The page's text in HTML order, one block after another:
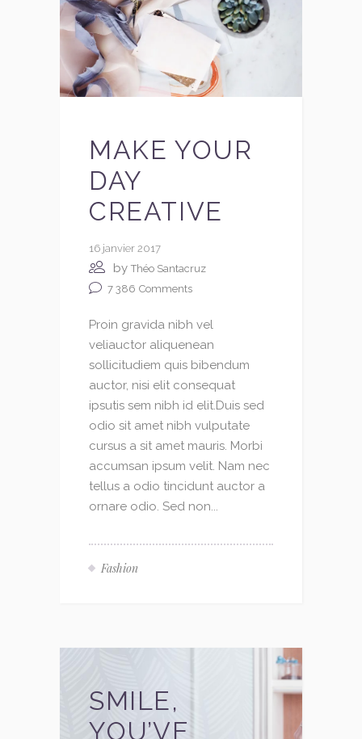
MAKE YOUR
DAY
CREATIVE
16 janvier 2017
byThéo Santacruz
7 386 Comments
Proin gravida nibh vel
veliauctor aliquenean
sollicitudiem quis bibendum
auctor, nisi elit consequat
ipsutis sem nibh id elit.Duis sed
odio sit amet nibh vulputate
cursus a sit amet mauris. Morbi
accumsan ipsum velit. Nam nec
tellus a odio tincidunt auctor a
ornare odio. Sed non...
Fashion
SMILE,
YOU’VE